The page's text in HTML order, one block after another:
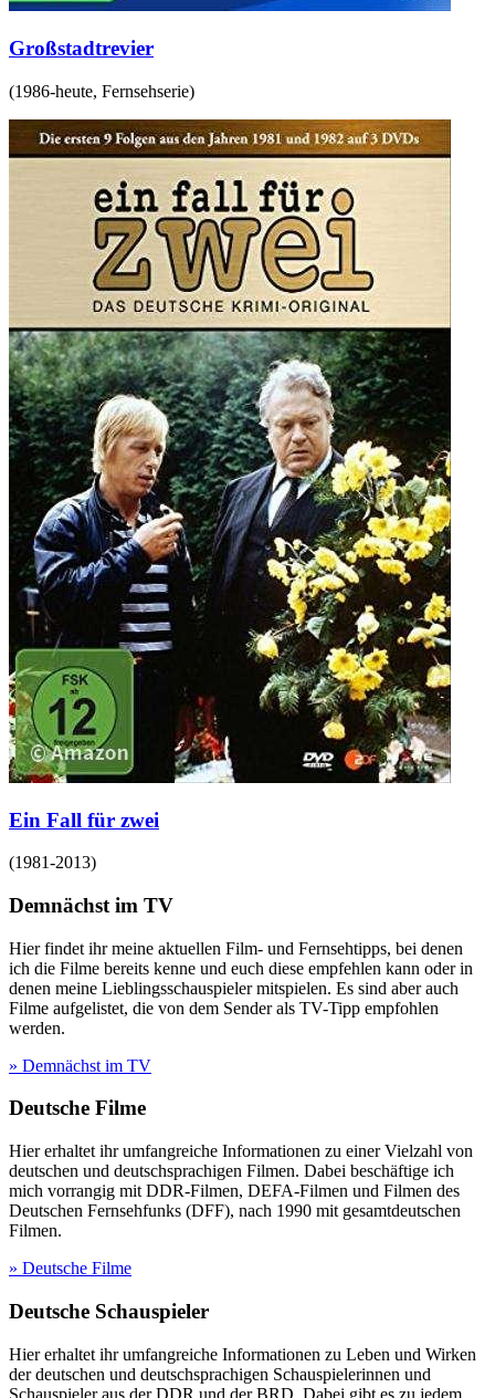
Großstadtrevier
(1986-heute, Fernsehserie)
Ein Fall für zwei
(1981-2013)
Demnächst im TV
Hier findet ihr meine aktuellen Film- und Fernsehtipps, bei denen
ich die Filme bereits kenne und euch diese empfehlen kann oder in
denen meine Lieblingsschauspieler mitspielen. Es sind aber auch
Filme aufgelistet, die von dem Sender als TV-Tipp empfohlen
werden.
» Demnächst im TV
Deutsche Filme
Hier erhaltet ihr umfangreiche Informationen zu einer Vielzahl von
deutschen und deutschsprachigen Filmen. Dabei beschäftige ich
mich vorrangig mit DDR-Filmen, DEFA-Filmen und Filmen des
Deutschen Fernsehfunks (DFF), nach 1990 mit gesamtdeutschen
Filmen.
» Deutsche Filme
Deutsche Schauspieler
Hier erhaltet ihr umfangreiche Informationen zu Leben und Wirken
der deutschen und deutschsprachigen Schauspielerinnen und
Schauspieler aus der DDR und der BRD. Dabei gibt es zu jedem